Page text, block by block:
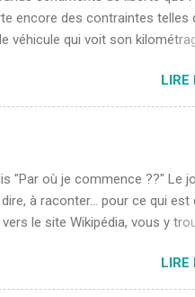
encore des contraintes telles
véhicule qui voit son
décidé de faire le premier
une fois que nous aurons
des garages habitués à voir
distribution environ tous les 30
des ga...
LIRE
"Par où je commence ??" Le
à raconter… pour ce qui est
le site Wikipédia, vous y
à partager une
un incontestablement un tout,
LIRE